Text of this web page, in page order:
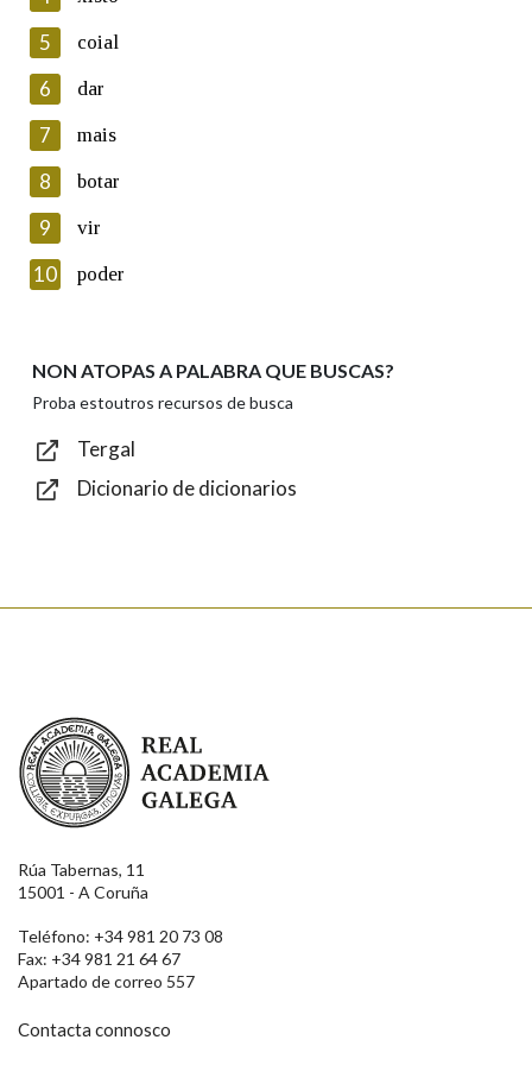
Lin e acepto as condicións da política de
Introduce o código que aparece na imaxe:
Texto de verificación
Enviar
5 coial
6 dar
7 mais
8 botar
9 vir
10 poder
NON ATOPAS A PALABRA QUE BUSCAS?
Proba estoutros recursos de busca
Tergal
Dicionario de dicionarios
Real Academia Galega
Rúa Tabernas, 11
15001 - A Coruña
Teléfono: +34 981 20 73 08
Fax: +34 981 21 64 67
Apartado de correo 557
Contacta connosco